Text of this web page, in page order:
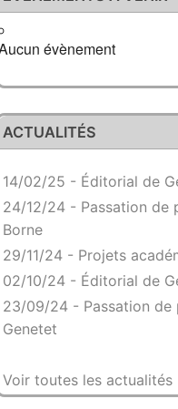
évènement
ACTUALITÉS
14/02/25 - Éditorial de
24/12/24 - Passation de
Borne
29/11/24 - Projets
02/10/24 - Éditorial de
23/09/24 - Passation de
Genetet
Voir toutes les actualités